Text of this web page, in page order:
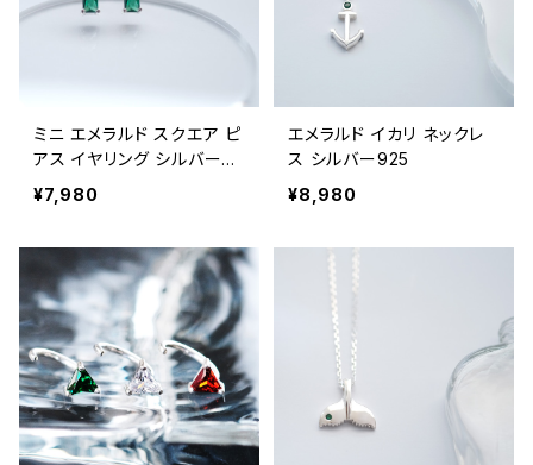
ミニ エメラルド スクエア ピ
アス イヤリング シルバー92
5
¥7,980
エメラルド イカリ ネックレ
ス シルバー925
¥8,980